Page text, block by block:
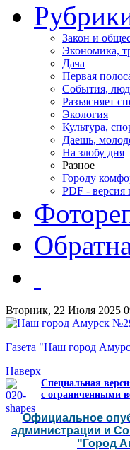
Закон и
Экономика,
Дача
Первая
События,
Разъясняет
Экология
Культура,
Даешь,
На злобу дня
Разное
Городу
PDF - версия
Вторник, 22 Июля 2025
Газета "Наш город
Наверх
Специальная
с ограниченными
Официальное
администрации и
"Город